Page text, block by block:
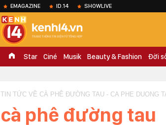
EMAGAZINE ID.14 SHOWLIVE
Star Ciné Musik Beauty & Fashion Đời
TIN TỨC VỀ CÀ PHÊ ĐƯỜNG TAU - CA PHE DUONG
cà phê đường tau